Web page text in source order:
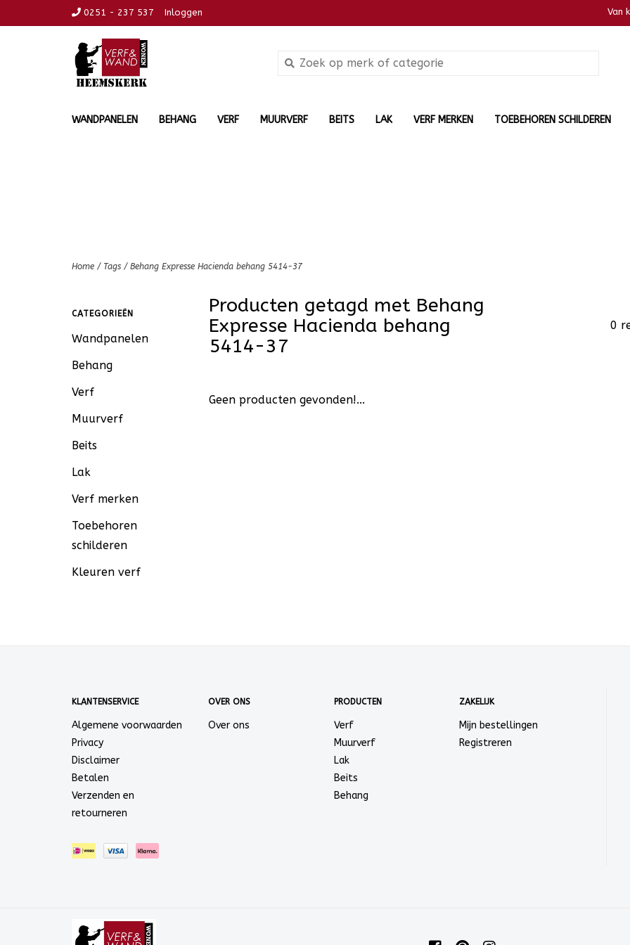
0251 - 237 537 Inloggen Van
WANDPANELEN BEHANG VERF MUURVERF BEITS LAK VERF MERKEN TOEBEHOREN SCHILDEREN
Home / Tags / Behang Expresse Hacienda behang 5414-37
CATEGORIEËN
Wandpanelen
Behang
Verf
Muurverf
Beits
Lak
Verf merken
Toebehoren
schilderen
Kleuren verf
Producten getagd met Behang
Expresse Hacienda behang
5414-37
0
Geen producten gevonden!...
KLANTENSERVICE
Algemene voorwaarden
Privacy
Disclaimer
Betalen
Verzenden en
retourneren
OVER ONS
Over ons
PRODUCTEN
Verf
Muurverf
Lak
Beits
Behang
ZAKELIJK
Mijn bestellingen
Registreren